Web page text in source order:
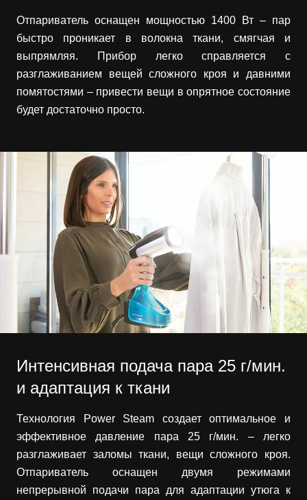
Отпариватель оснащен мощностью 1400 Вт – пар
быстро проникает в волокна ткани, смягчая и
выпрямляя. Прибор легко справляется с
разглаживанием вещей сложного кроя и давними
помятостями – привести вещи в опрятное состояние
будет достаточно просто.
Интенсивная подача пара 25 г/мин.
и адаптация к ткани
Технология Power Steam создает оптимальное и
эффективное давление пара 25 г/мин. – легко
разглаживает заломы ткани, вещи сложного кроя.
Отпариватель оснащен двумя режимами
непрерывной подачи пара для адаптации утюга к